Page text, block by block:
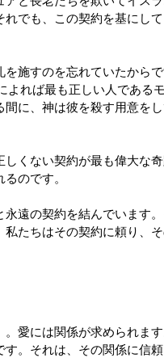
でも、この契約を基にし
施すのを忘れていたから
れば最も正しい人である
に、神は彼を殺す用意を
くない契約が最も偉大な
のです。
遠の契約を結んでいます
たちはその契約に頼り、
愛には関係が求められま
。それは、その関係に信